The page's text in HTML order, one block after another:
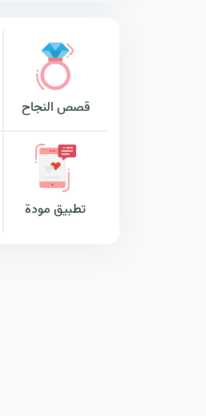
قصص النجاح
تطبيق مودة